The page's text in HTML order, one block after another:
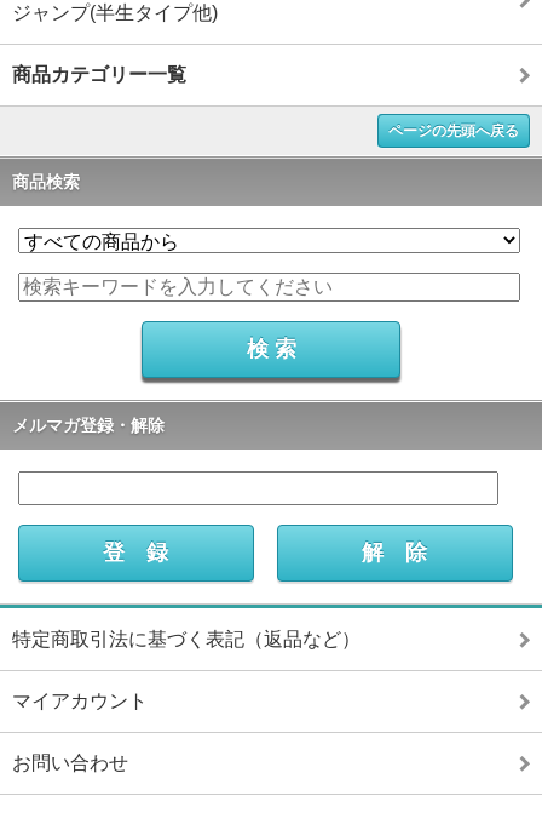
ジャンプ(半生タイプ他)
商品カテゴリー一覧
ページの先頭へ戻る
商品検索
メルマガ登録・解除
特定商取引法に基づく表記（返品など）
マイアカウント
お問い合わせ